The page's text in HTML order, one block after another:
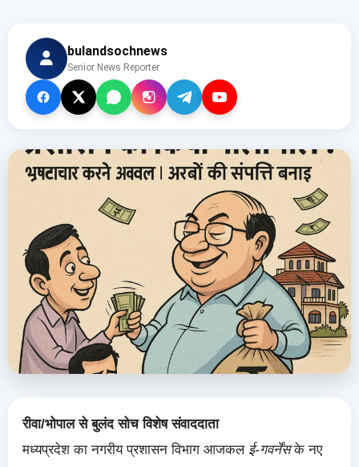
bulandsochnews
Senior News Reporter
रीवा/भोपाल से बुलंद सोच विशेष संवाददाता
मध्यप्रदेश का नगरीय प्रशासन विभाग आजकल ई-गवर्नेंसके नए